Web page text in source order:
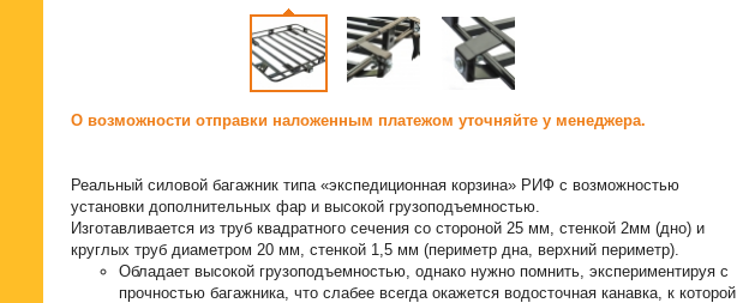
О возможности отправки наложенным платежом уточняйте у менеджера.
Реальный силовой багажник типа «экспедиционная корзина» РИФ с возможностью
установки дополнительных фар и высокой грузоподъемностью.
Изготавливается из труб квадратного сечения со стороной 25 мм, стенкой 2мм (дно) и
круглых труб диаметром 20 мм, стенкой 1,5 мм (периметр дна, верхний периметр).
Обладает высокой грузоподъемностью, однако нужно помнить, экспериментируя с
прочностью багажника, что слабее всегда окажется водосточная канавка, к которой